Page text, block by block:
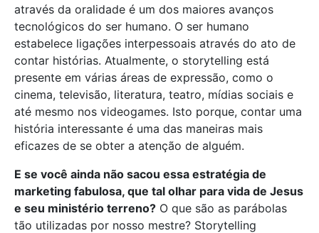
através da oralidade é um dos maiores avanços
tecnológicos do ser humano. O ser humano
estabelece ligações interpessoais através do ato de
contar histórias. Atualmente, o storytelling está
presente em várias áreas de expressão, como o
cinema, televisão, literatura, teatro, mídias sociais e
até mesmo nos videogames. Isto porque, contar uma
história interessante é uma das maneiras mais
eficazes de se obter a atenção de alguém.
E se você ainda não sacou essa estratégia de
marketing fabulosa, que tal olhar para vida de Jesus
e seu ministério terreno? O que são as parábolas
tão utilizadas por nosso mestre? Storytelling